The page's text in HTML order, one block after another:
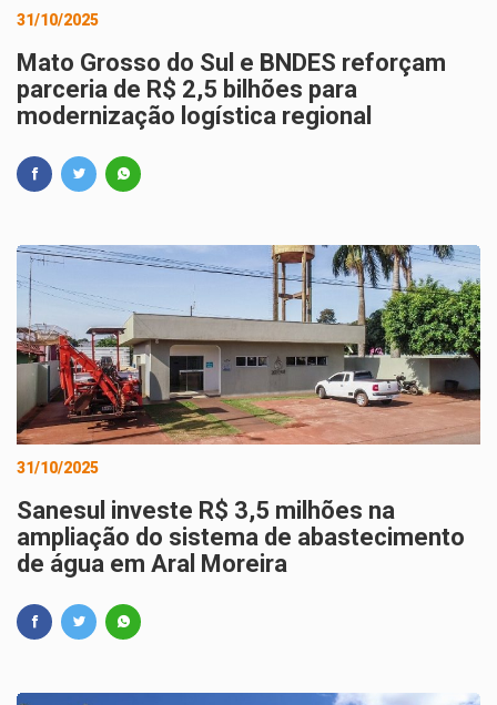
31/10/2025
Mato Grosso do Sul e BNDES reforçam
parceria de R$ 2,5 bilhões para
modernização logística regional
31/10/2025
Sanesul investe R$ 3,5 milhões na
ampliação do sistema de abastecimento
de água em Aral Moreira